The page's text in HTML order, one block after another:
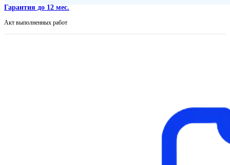
Гарантия до 12 мес.
Акт выполненных работ